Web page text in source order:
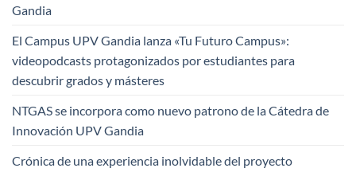
Gandia
El Campus UPV Gandia lanza «Tu Futuro Campus»:
videopodcasts protagonizados por estudiantes para
descubrir grados y másteres
NTGAS se incorpora como nuevo patrono de la Cátedra de
Innovación UPV Gandia
Crónica de una experiencia inolvidable del proyecto